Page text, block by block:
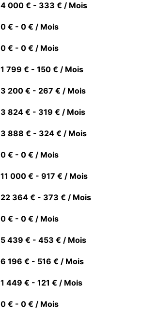
4 000 € - 333 € / Mois
0 € - 0 € / Mois
0 € - 0 € / Mois
1 799 € - 150 € / Mois
3 200 € - 267 € / Mois
3 824 € - 319 € / Mois
3 888 € - 324 € / Mois
0 € - 0 € / Mois
11 000 € - 917 € / Mois
22 364 € - 373 € / Mois
0 € - 0 € / Mois
5 439 € - 453 € / Mois
6 196 € - 516 € / Mois
1 449 € - 121 € / Mois
0 € - 0 € / Mois